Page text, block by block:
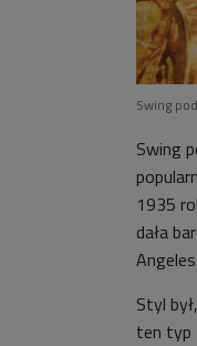
Swing
Swing
1935
dała
Angeles.
Styl
ten typ